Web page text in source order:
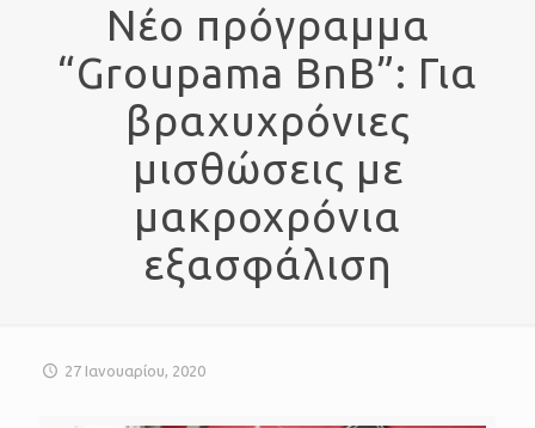
Νέο πρόγραμμα
“Groupama BnB”: Για
βραχυχρόνιες
μισθώσεις με
μακροχρόνια
εξασφάλιση
27 Ιανουαρίου, 2020